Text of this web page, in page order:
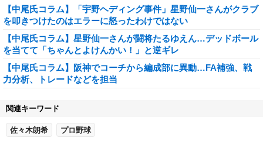
【中尾氏コラム】「宇野ヘディング事件」星野仙一さんがクラブ
を叩きつけたのはエラーに怒ったわけではない
【中尾氏コラム】星野仙一さんが闘将たるゆえん…デッドボール
を当てて「ちゃんとよけんかい！」と逆ギレ
【中尾氏コラム】阪神でコーチから編成部に異動…FA補強、戦
力分析、トレードなどを担当
関連キーワード
佐々木朗希 プロ野球